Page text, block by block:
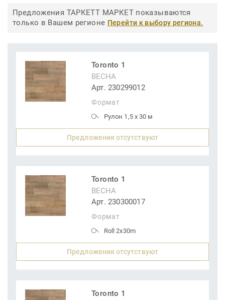
Предложения ТАРКЕТТ МАРКЕТ показываются
только в Вашем регионе Перейти к выбору региона.
Toronto 1
ВЕСНА
Арт. 230299012
Формат
Рулон 1,5 x 30 м
Предложения отсутствуют
Toronto 1
ВЕСНА
Арт. 230300017
Формат
Roll 2x30m
Предложения отсутствуют
Toronto 1